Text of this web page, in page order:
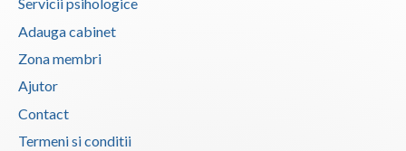
Tulcea
Valcea
Adauga cabinet
Zona membri
Ajutor
Contact
Termeni si conditii